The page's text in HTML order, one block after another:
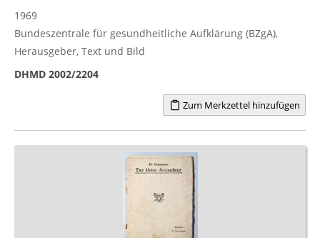
1969
Bundeszentrale für gesundheitliche Aufklärung (BZgA),
Herausgeber, Text und Bild
DHMD 2002/2204
Zum Merkzettel hinzufügen